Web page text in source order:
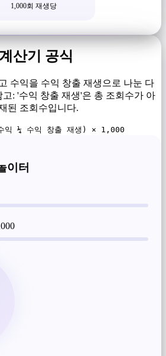
1,000회 재생당
산기 공식
수익을 수익 창출 재생으로 나눈 다
고: '수익 창출 재생'은 총 조회수가 아
된 조회수입니다.
익 ¼ 수익 창출 재생) × 1,000
이터